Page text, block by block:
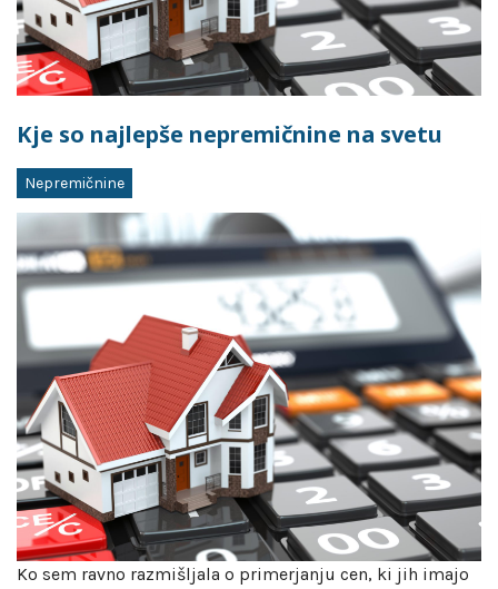
Kje so najlepše nepremičnine na svetu
Nepremičnine
Ko sem ravno razmišljala o primerjanju cen, ki jih imajo